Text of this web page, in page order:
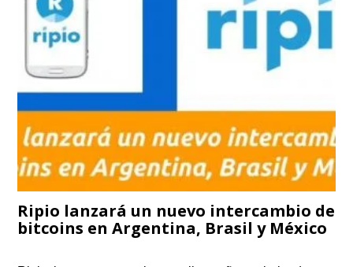
Ripio lanzará un nuevo intercambio de
bitcoins en Argentina, Brasil y México